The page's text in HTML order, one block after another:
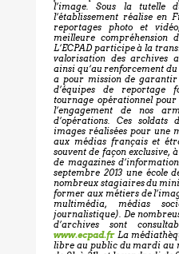
l’image. Sous la tutelle
l’établissement réalise en
reportages photo et
meilleure compréhension
L’ECPAD participe à la
valorisation des archives
ainsi qu’au renforcement du
a pour mission de
d’équipes de reportage
tournage opérationnel
l’engagement de nos
d’opérations. Ces soldats
images réalisées pour une
aux médias français et
souvent de façon exclusive,
de magazines
septembre 2013 une école
nombreux stagiaires du
former aux métiers de
multimédia, médias
journalistique). De
d’archives sont
www.ecpad.frLa
libre au public du mardi au